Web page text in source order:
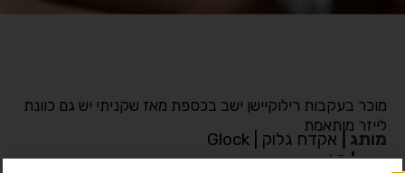
מוכר בעקבות רילוקיישן ישב בכספת מאז שקניתי יש גם כוונת
לייזר מותאמת
מותג
אקדח גלוק | Glock
דגם|
48